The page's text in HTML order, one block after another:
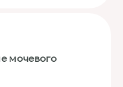
мочевого